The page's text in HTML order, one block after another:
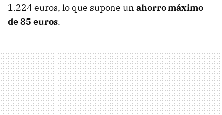
1.224 euros, lo que supone un ahorro máximo
de 85 euros.